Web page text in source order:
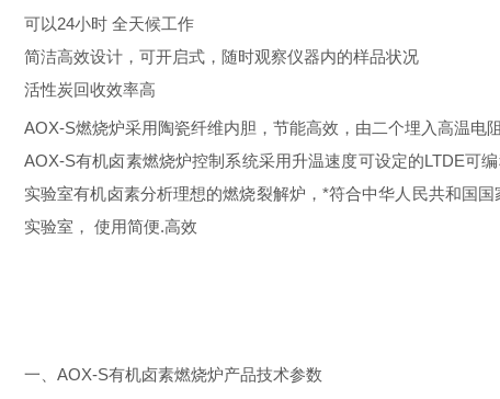
可以24小时 全天候工作
简洁高效设计，可开启式，随时观察仪器内的样品状况
活性炭回收效率高
AOX-S燃烧炉采用陶瓷纤维内胆，节能高效，由二个埋入高温电
AOX-S有机卤素燃烧炉控制系统采用升温速度可设定的LTDE可
实验室有机卤素分析理想的燃烧裂解炉，*符合中华人民共和国
实验室， 使用简便.高效
一、 AOX-S有机卤素燃烧炉产品技术参数